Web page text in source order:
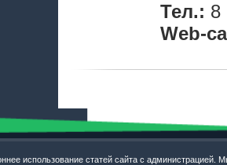
Тел.: 8
Web-
использование статей сайта с администрацией.